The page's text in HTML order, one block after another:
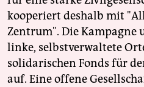
kooperiert deshalb mit
Zentrum". Die Kampagne
linke, selbstverwaltete
solidarischen Fonds für
auf. Eine offene